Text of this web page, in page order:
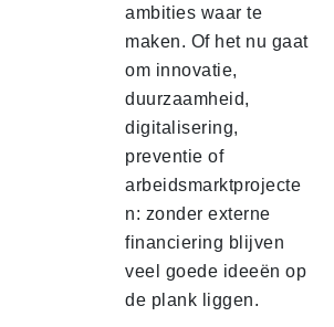
ambities waar te
maken. Of het nu gaat
om innovatie,
duurzaamheid,
digitalisering,
preventie of
arbeidsmarktprojecte
n: zonder externe
financiering blijven
veel goede ideeën op
de plank liggen.